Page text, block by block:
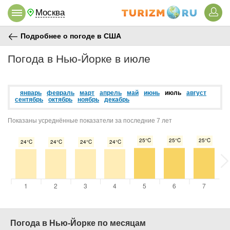
Москва
Подробнее о погоде в США
Погода в Нью-Йорке в июле
январь февраль март апрель май июнь июль
август
сентябрь
октябрь ноябрь декабрь
Показаны усреднённые показатели за последние 7 лет
Погода в Нью-Йорке по месяцам